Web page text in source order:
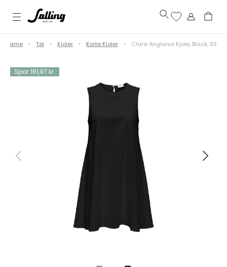
Dame Tøj Kjoler Korte Kjoler Clara Anglaise Kjole, Black, XS
Spar 181,97 kr.